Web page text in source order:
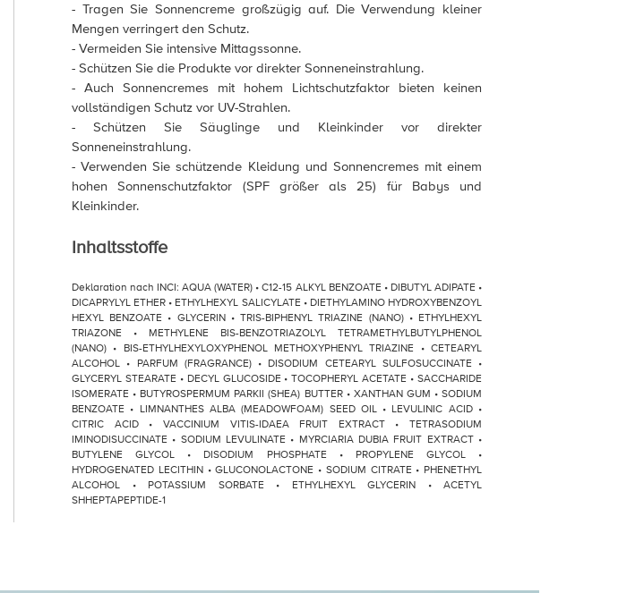
- Tragen Sie Sonnencreme großzügig auf. Die Verwendung kleiner
Mengen verringert den Schutz.
- Vermeiden Sie intensive Mittagssonne.
- Schützen Sie die Produkte vor direkter Sonneneinstrahlung.
- Auch Sonnencremes mit hohem Lichtschutzfaktor bieten keinen
vollständigen Schutz vor UV-Strahlen.
- Schützen Sie Säuglinge und Kleinkinder vor direkter
Sonneneinstrahlung.
- Verwenden Sie schützende Kleidung und Sonnencremes mit einem
hohen Sonnenschutzfaktor (SPF größer als 25) für Babys und
Kleinkinder.
Inhaltsstoffe
Deklaration nach INCI: AQUA (WATER) • C12-15 ALKYL BENZOATE • DIBUTYL ADIPATE •
DICAPRYLYL ETHER • ETHYLHEXYL SALICYLATE • DIETHYLAMINO HYDROXYBENZOYL
HEXYL BENZOATE • GLYCERIN • TRIS-BIPHENYL TRIAZINE (NANO) • ETHYLHEXYL
TRIAZONE • METHYLENE BIS-BENZOTRIAZOLYL TETRAMETHYLBUTYLPHENOL
(NANO) • BIS-ETHYLHEXYLOXYPHENOL METHOXYPHENYL TRIAZINE • CETEARYL
ALCOHOL • PARFUM (FRAGRANCE) • DISODIUM CETEARYL SULFOSUCCINATE •
GLYCERYL STEARATE • DECYL GLUCOSIDE • TOCOPHERYL ACETATE • SACCHARIDE
ISOMERATE • BUTYROSPERMUM PARKII (SHEA) BUTTER • XANTHAN GUM • SODIUM
BENZOATE • LIMNANTHES ALBA (MEADOWFOAM) SEED OIL • LEVULINIC ACID •
CITRIC ACID • VACCINIUM VITIS-IDAEA FRUIT EXTRACT • TETRASODIUM
IMINODISUCCINATE • SODIUM LEVULINATE • MYRCIARIA DUBIA FRUIT EXTRACT •
BUTYLENE GLYCOL • DISODIUM PHOSPHATE • PROPYLENE GLYCOL •
HYDROGENATED LECITHIN • GLUCONOLACTONE • SODIUM CITRATE • PHENETHYL
ALCOHOL • POTASSIUM SORBATE • ETHYLHEXYL GLYCERIN • ACETYL
SHHEPTAPEPTIDE-1